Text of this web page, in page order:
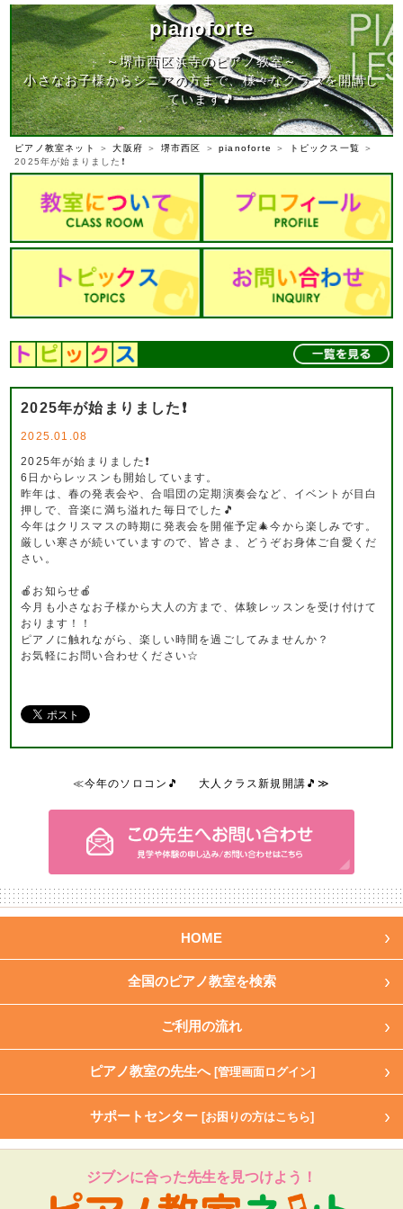
pianoforte
～堺市西区浜寺のピアノ教室～
小さなお子様からシニアの方まで、様々なクラスを開講し
ています🎵
ピアノ教室ネット ＞大阪府 ＞ 堺市西区 ＞pianoforte ＞ トピックス一覧 ＞
2025年が始まりました❗️
2025年が始まりました❗️
2025.01.08
2025年が始まりました❗️
6日からレッスンも開始しています。
昨年は、春の発表会や、合唱団の定期演奏会など、イベントが目白
押しで、音楽に満ち溢れた毎日でした🎵
今年はクリスマスの時期に発表会を開催予定🎄今から楽しみです。
厳しい寒さが続いていますので、皆さま、どうぞお身体ご自愛くだ
さい。
🍎お知らせ🍎
今月も小さなお子様から大人の方まで、体験レッスンを受け付けて
おります！！
ピアノに触れながら、楽しい時間を過ごしてみませんか？
お気軽にお問い合わせください☆
≪今年のソロコン🎵 大人クラス新規開講🎵≫
HOME
全国のピアノ教室を検索
ご利用の流れ
ピアノ教室の先生へ [管理画面ログイン]
サポートセンター [お困りの方はこちら]
ジブンに合った先生を見つけよう！